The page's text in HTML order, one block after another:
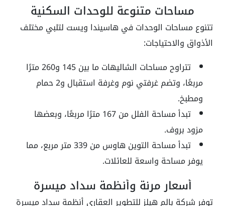
مساحات متنوعة للوحدات السكنية
تتنوع مساحات الوحدات في هاسيندا ويست لتلبي مختلف
الأذواق والاحتياجات:
تتراوح مساحات الشاليهات ما بين 145 و260 مترًا
مربعًا، وتضم غرفتي نوم وغرفة استقبال و2 حمام
ومطبخ.
تبدأ مساحة الفلل من 167 مترًا مربعًا، وبعضها
مزود بروف.
تبدأ مساحة التوين هاوس من 339 متر مربع، مما
يوفر مساحة واسعة للعائلات.
أسعار مرنة وأنظمة سداد ميسرة
توفر شركة بالم هيلز للتطوير العقاري أنظمة سداد ميسرة